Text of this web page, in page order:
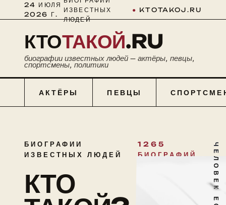
24 ИЮЛЯ
2026 Г.
ИЗВЕСТНЫХ
ЛЮДЕЙ
● KTOTAKOJ.RU
КТОТАКОЙ.RU
биографии известных людей — актёры, певцы,
спортсмены, политики
АКТЁРЫ ПЕВЦЫ
БИОГРАФИИ
ИЗВЕСТНЫХ ЛЮДЕЙ
1265
БИОГРАФИЙ
КТО